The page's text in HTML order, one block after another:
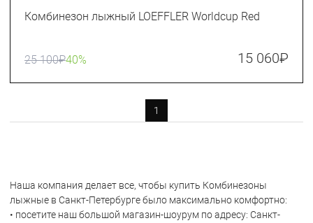
Комбинезон лыжный LOEFFLER Worldcup Red
25 100₽40% 15 060₽
1
Наша компания делает все, чтобы купить Комбинезоны
лыжные в Санкт-Петербурге было максимально комфортно:
• посетите наш большой магазин-шоурум по адресу: Санкт-